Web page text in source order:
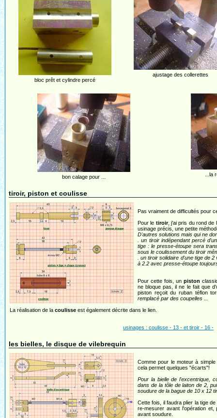
bloc prêt et cylindre percé
ajustage des collerettes
bon calage pour ... ...la
tiroir, piston et coulisse
Pas vraiment de difficultés pour
Pour le tiroir, j'ai pris du rond de
usinage précis, une petite
D'autres solutions mais qui ne
. un tiroir indépendant percé
tige : le presse-étoupe sera
sous le coulissement du tiroir
. un tiroir solidaire d'une tige de
à 2.2 avec presse-étoupe
Pour cette fois, un piston
ne bloque pas, il ne le fait que
piston reçoit du ruban téflon
remplacé par des coupelles ...
La réalisation de la coulisse est également décrite dans le lien.
usinages : coulisse - 13 - et tiroir - 16 -
les bielles, le disque de vilebrequin
Comme pour le moteur à
cela permet quelques "écarts"!
Pour la bielle de l'excentrique,
dans de la tôle de laiton de 2,
soudure de la bague de 10 x 12
Cette fois, il faudra plier la tige
re-mesurer avant l'opération
avant soudure.